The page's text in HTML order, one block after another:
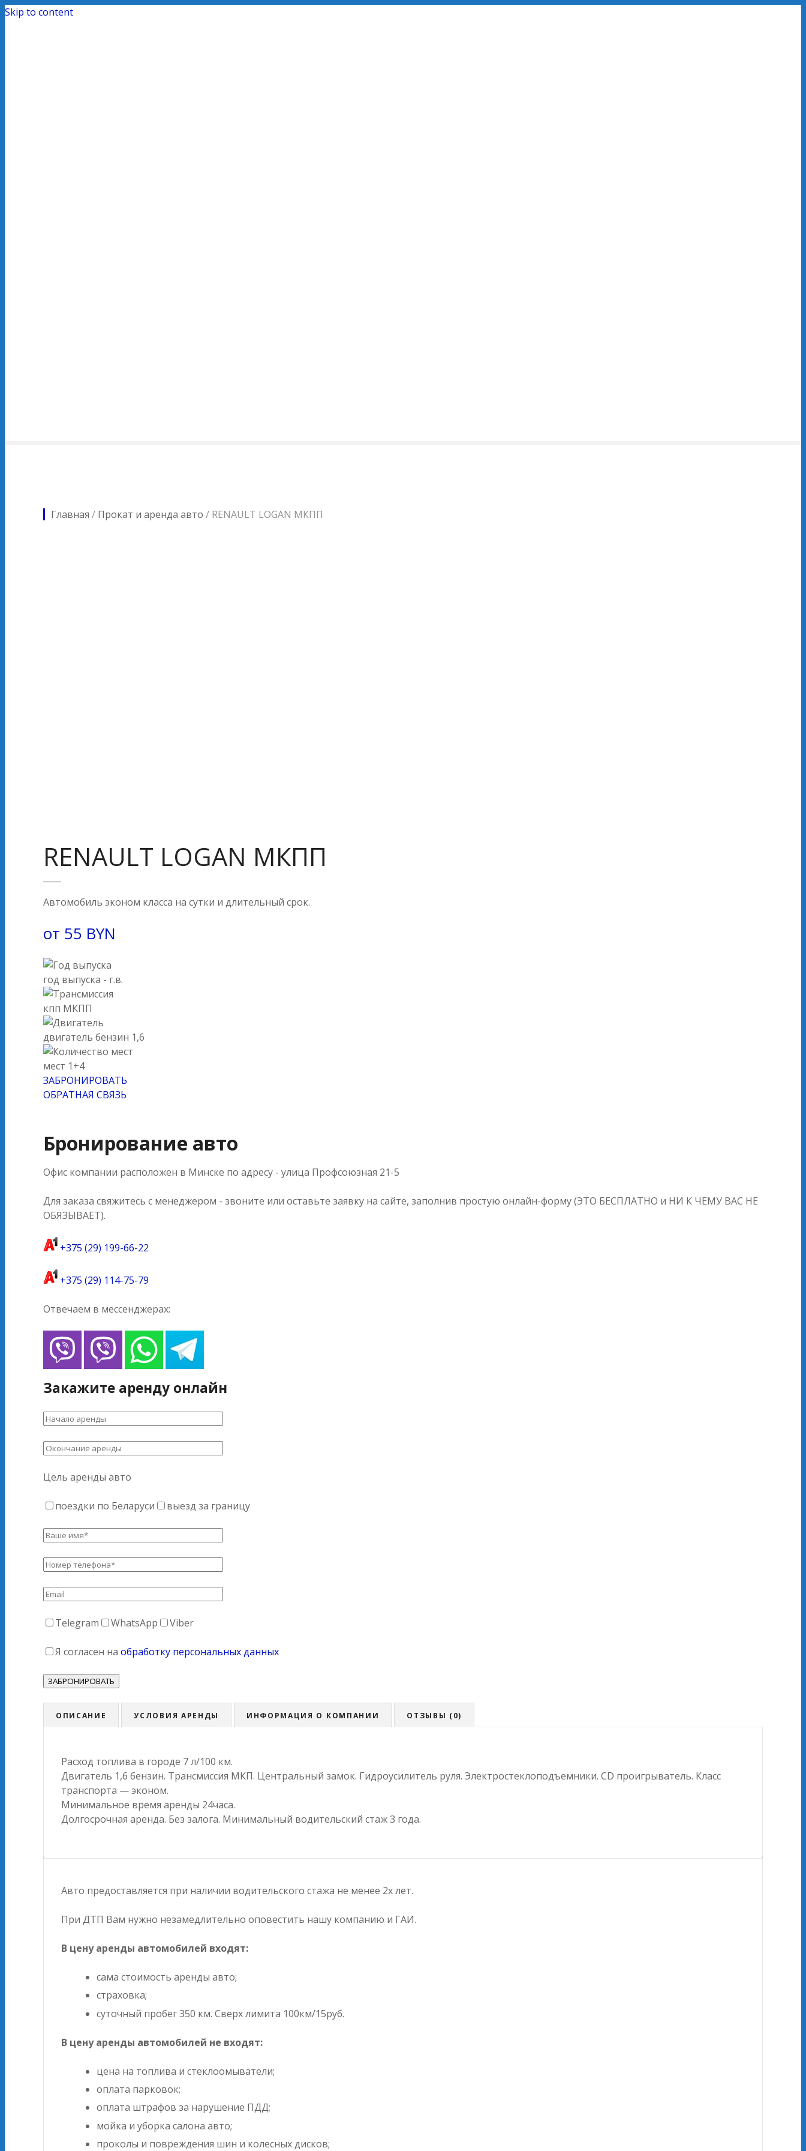
Skip to content
Главная / Прокат и аренда авто / RENAULT LOGAN МКПП
RENAULT LOGAN МКПП
Автомобиль эконом класса на сутки и длительный срок.
от 55 BYN
год выпуска - г.в.
кпп МКПП
двигатель бензин 1,6
мест 1+4
ЗАБРОНИРОВАТЬ
ОБРАТНАЯ СВЯЗЬ
Бронирование авто
Офис компании расположен в Минске по адресу - улица Профсоюзная 21-5
Для заказа свяжитесь с менеджером - звоните или оставьте заявку на сайте, заполнив простую онлайн-форму (ЭТО БЕСПЛАТНО и НИ К ЧЕМУ ВАС НЕ
ОБЯЗЫВАЕТ).
+375 (29) 199-66-22
+375 (29) 114-75-79
Отвечаем в мессенджерах:
Закажите аренду онлайн
Цель аренды авто
поездки по Беларуси выезд за границу
Telegram WhatsApp Viber
Я согласен на обработку персональных данных
ОПИСАНИЕ УСЛОВИЯ АРЕНДЫ ИНФОРМАЦИЯ О КОМПАНИИ ОТЗЫВЫ (0)
Расход топлива в городе 7 л/100 км.
Двигатель 1,6 бензин. Трансмиссия МКП. Центральный замок. Гидроусилитель руля. Электростеклоподъемники. CD проигрыватель. Класс
транспорта — эконом.
Минимальное время аренды 24часа.
Долгосрочная аренда. Без залога. Минимальный водительский стаж 3 года.
Авто предоставляется при наличии водительского стажа не менее 2х лет.
При ДТП Вам нужно незамедлительно оповестить нашу компанию и ГАИ.
В цену аренды автомобилей входят:
сама стоимость аренды авто;
страховка;
суточный пробег 350 км. Сверх лимита 100км/15руб.
В цену аренды автомобилей не входят:
цена на топлива и стеклоомыватели;
оплата парковок;
оплата штрафов за нарушение ПДД;
мойка и уборка салона авто;
проколы и повреждения шин и колесных дисков;